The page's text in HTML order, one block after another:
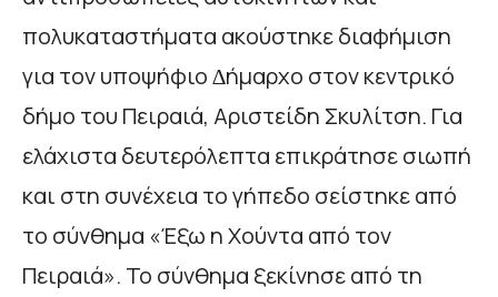
πολυκαταστήµατα ακούστηκε διαφήµιση
για τον υποψήφιο ∆ήµαρχο στον κεντρικό
δήµο του Πειραιά, Αριστείδη Σκυλίτση. Για
ελάχιστα δευτερόλεπτα επικράτησε σιωπή
και στη συνέχεια το γήπεδο σείστηκε από
το σύνθηµα «Έξω η Χούντα από τον
Πειραιά». Το σύνθηµα ξεκίνησε από τη